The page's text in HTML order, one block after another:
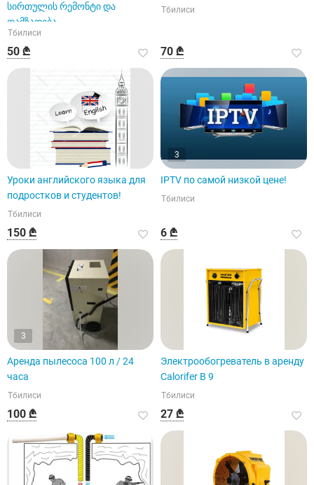
სირთულის რემონტი და
დამზადება
Тбилиси
50 ₾
Тбилиси
70 ₾
Уроки английского языка для
подростков и студентов!
Тбилиси
150 ₾
3
IPTV по самой низкой цене!
Тбилиси
6 ₾
3
Аренда пылесоса 100 л / 24
часа
Тбилиси
100 ₾
Электрообогреватель в аренду
Calorifer B 9
Тбилиси
27 ₾